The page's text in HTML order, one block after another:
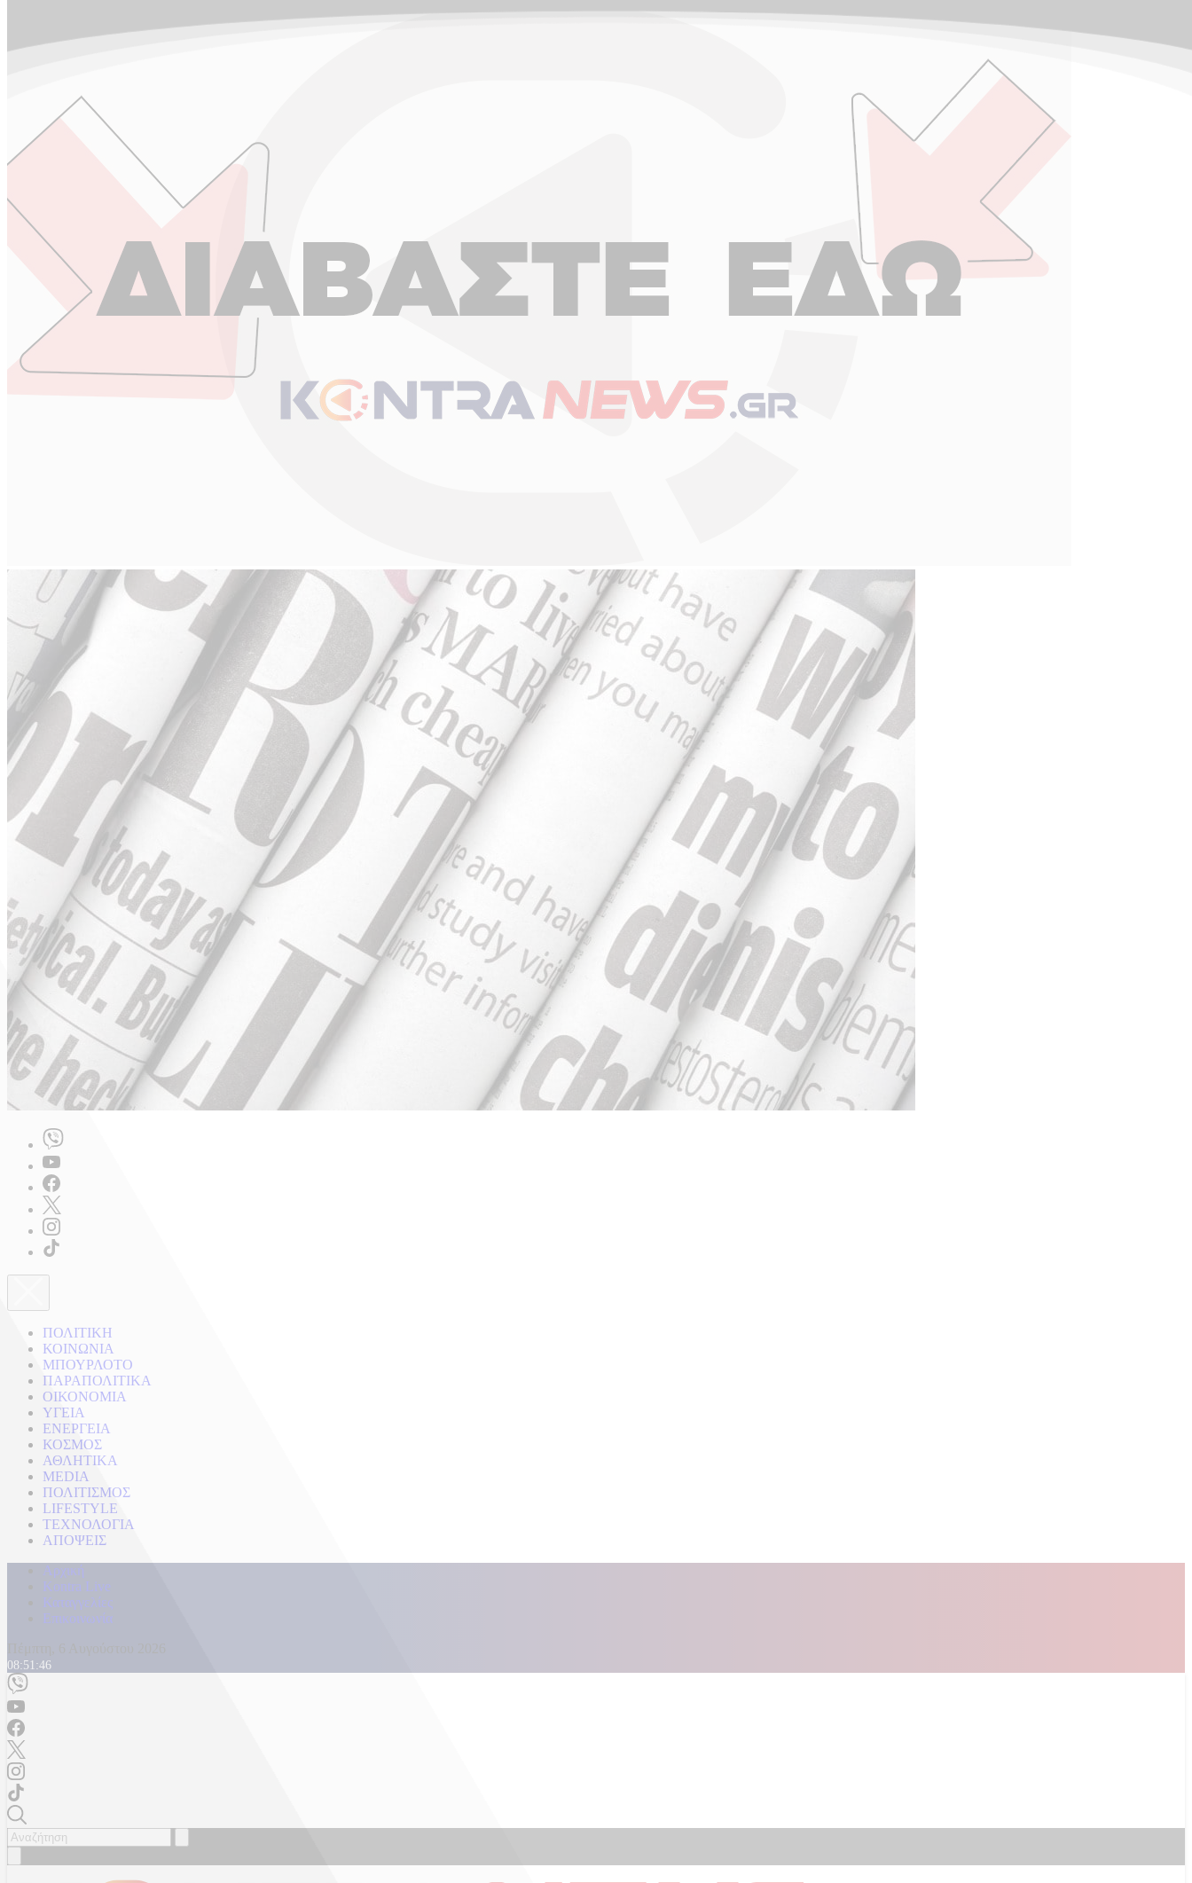
ΠΟΛΙΤΙΚΗ
ΚΟΙΝΩΝΙΑ
ΜΠΟΥΡΛΟΤΟ
ΠΑΡΑΠΟΛΙΤΙΚΑ
ΟΙΚΟΝΟΜΙΑ
ΥΓΕΙΑ
ΕΝΕΡΓΕΙΑ
ΚΟΣΜΟΣ
ΑΘΛΗΤΙΚΑ
MEDIA
ΠΟΛΙΤΙΣΜΟΣ
LIFESTYLE
ΤΕΧΝΟΛΟΓΙΑ
ΑΠΟΨΕΙΣ
Αρχική
Kontra Live
Καταγγελίες
Επικοινωνία
08:51:48